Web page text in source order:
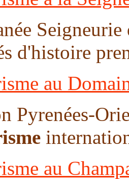
d'histoire
au
Pyrenées-
au